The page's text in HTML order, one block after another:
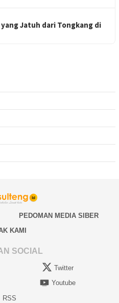
yang Jatuh dari Tongkang di
PEDOMAN MEDIA SIBER
KAMI
SOCIAL
Twitter
Youtube
RSS